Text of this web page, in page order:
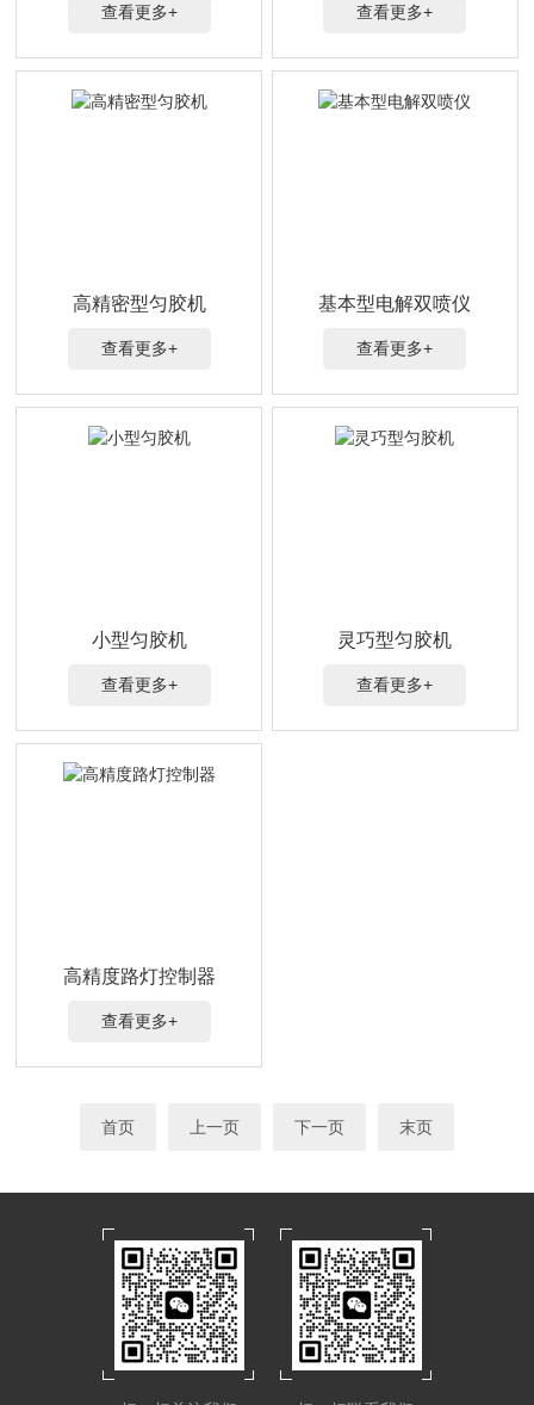
查看更多+ 查看更多+
高精密型匀胶机
查看更多+
基本型电解双喷仪
查看更多+
小型匀胶机
查看更多+
灵巧型匀胶机
查看更多+
高精度路灯控制器
查看更多+
首页 上一页 下一页 末页